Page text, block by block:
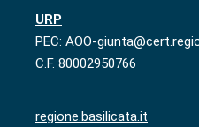
URP
PEC: AOO-
C.F. 80002950766
regione.basilicata.it